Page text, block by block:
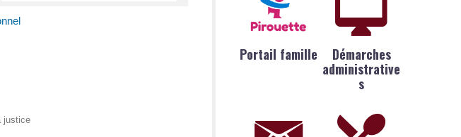
justice
Portail famille
Démarches
administrative
s